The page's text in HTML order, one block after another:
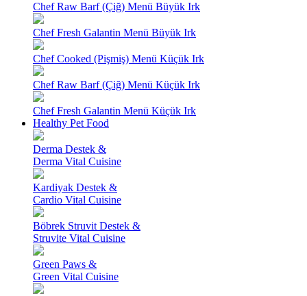
Chef Raw Barf (Çiğ) Menü Büyük Irk
Chef Fresh Galantin Menü Büyük Irk
Chef Cooked (Pişmiş) Menü Küçük Irk
Chef Raw Barf (Çiğ) Menü Küçük Irk
Chef Fresh Galantin Menü Küçük Irk
Healthy Pet Food
Derma Destek &
Derma Vital Cuisine
Kardiyak Destek &
Cardio Vital Cuisine
Böbrek Struvit Destek &
Struvite Vital Cuisine
Green Paws &
Green Vital Cuisine